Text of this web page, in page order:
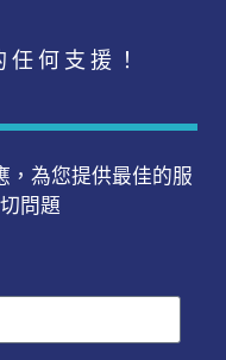
何支援！
為您提供最佳的服
問題